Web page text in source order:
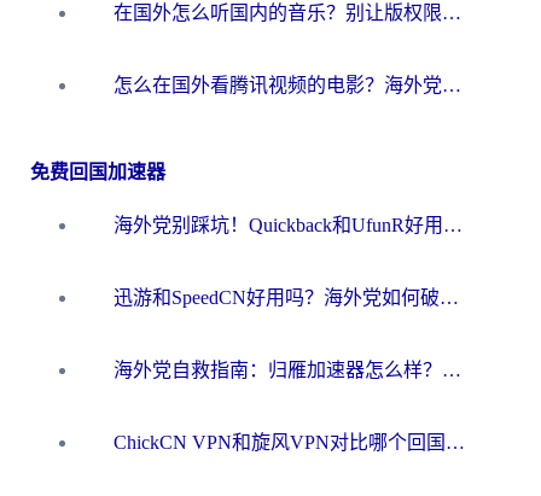
在国外怎么听国内的音乐？别让版权限制断了你的华语歌单
怎么在国外看腾讯视频的电影？海外党亲测有效的回国加速指南
免费回国加速器
海外党别踩坑！Quickback和UfunR好用吗？选对回国加速器才能无缝刷国内资源
迅游和SpeedCN好用吗？海外党如何破解那道看不见的墙
海外党自救指南：归雁加速器怎么样？教你避开坑实现国内资源无缝访问
ChickCN VPN和旋风VPN对比哪个回国效果更好？海外用户的选择困境与出路